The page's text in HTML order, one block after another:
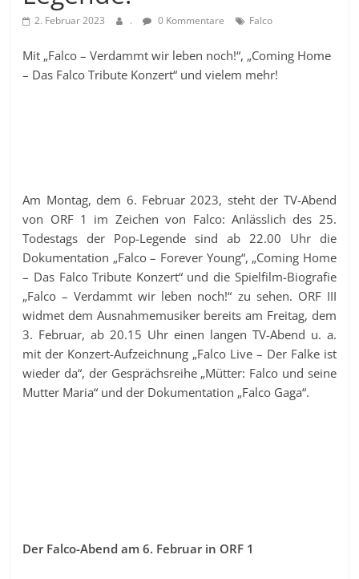
2. Februar 2023 . 0 Kommentare Falco
Mit „Falco – Verdammt wir leben noch!“, „Coming Home
– Das Falco Tribute Konzert“ und vielem mehr!
Am Montag, dem 6. Februar 2023, steht der TV-Abend
von ORF 1 im Zeichen von Falco: Anlässlich des 25.
Todestags der Pop-Legende sind ab 22.00 Uhr die
Dokumentation „Falco – Forever Young“, „Coming Home
– Das Falco Tribute Konzert“ und die Spielfilm-Biografie
„Falco – Verdammt wir leben noch!“ zu sehen. ORF III
widmet dem Ausnahmemusiker bereits am Freitag, dem
3. Februar, ab 20.15 Uhr einen langen TV-Abend u. a.
mit der Konzert-Aufzeichnung „Falco Live – Der Falke ist
wieder da“, der Gesprächsreihe „Mütter: Falco und seine
Mutter Maria“ und der Dokumentation „Falco Gaga“.
Der Falco-Abend am 6. Februar in ORF 1